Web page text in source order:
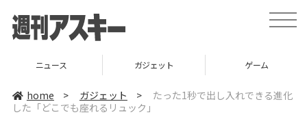
t
o
v
ニュース ガジェット ゲーム
home > ガジェット >
たった1秒で出し入れできる進化
した「どこでも座れるリュック」